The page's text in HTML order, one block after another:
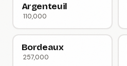
Argenteuil
110,000
Bordeaux
257,000